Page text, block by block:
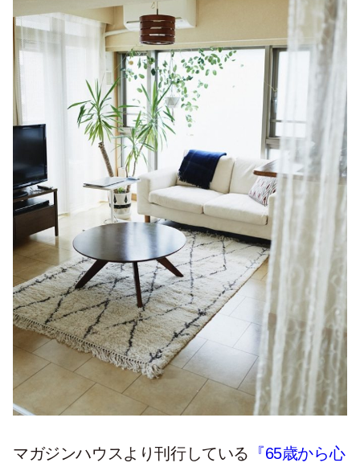
マガジンハウスより刊行している 『65歳から心